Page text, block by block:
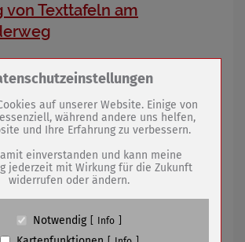
von Texttafeln am
der Seite notwendige Cookies /
PHP Session Cookie
Eigentümer dieser Website (Wenko-
Wenselaar GmbH & Co. KG)
Absicherung Kontaktformular / SPAM
auf unserer Website. Einige von
während andere uns helfen,
und Ihre Erfahrung zu verbessern.
einverstanden und kann meine
jederzeit mit Wirkung für die Zukunft
widerrufen oder ändern.
Notwendig Info